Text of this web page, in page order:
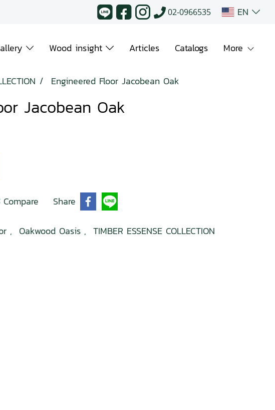
02-0966535 EN
Wood insight Articles Catalogs More
Engineered Floor Jacobean Oak
Jacobean Oak
Compare Share
, Oakwood Oasis , TIMBER ESSENSE COLLECTION